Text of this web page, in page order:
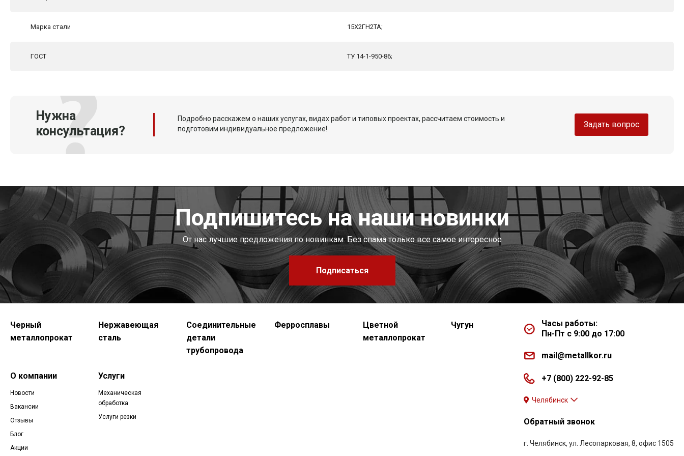
Марка стали 15Х2ГН2ТА;
ГОСТ ТУ 14-1-950-86;
Нужна
консультация?
Подробно расскажем о наших услугах, видах работ и типовых проектах, рассчитаем стоимость и
подготовим индивидуальное предложение!
Задать вопрос
Подпишитесь на наши новинки
От нас лучшие предложения по новинкам. Без спама только все самое интересное
Подписаться
Черный
металлопрокат
Нержавеющая
сталь
Соединительные
детали
трубопровода
Ферросплавы
Цветной
металлопрокат
Чугун
О компании
Новости
Вакансии
Отзывы
Блог
Акции
Услуги
Механическая
обработка
Услуги резки
Часы работы:
Пн-Пт с 9:00 до 17:00
mail@metallkor.ru
+7 (800) 222-92-85
Челябинск
Обратный звонок
г. Челябинск, ул. Лесопарковая, 8, офис 1505